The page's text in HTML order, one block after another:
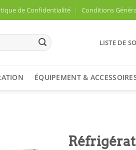
de Confidentialité Conditions
LISTE DE
ÉQUIPEMENT &